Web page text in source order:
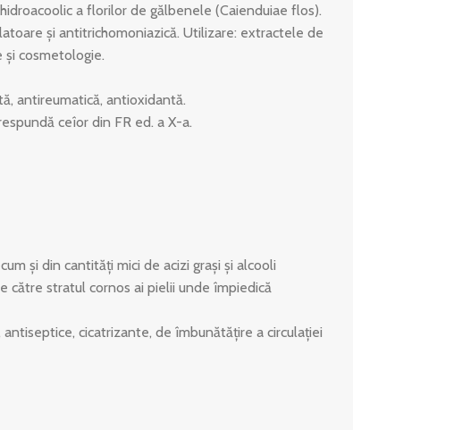
a florilor de gălbenele (Caienduiae flos).
şi antitrichomoniazică. Utilizare: extractele de
cosmetologie.
antireumatică, antioxidantă.
ceîor din FR ed. a X-a.
şi din cantităţi mici de acizi graşi şi alcooli
către stratul cornos ai pielii unde împiedică
cicatrizante, de îmbunătăţire a circulaţiei